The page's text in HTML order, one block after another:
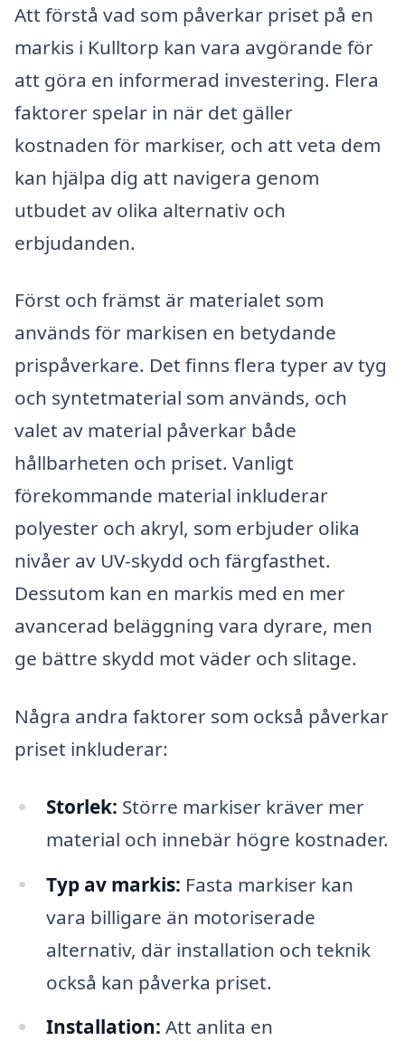
Att förstå vad som påverkar priset på en
markis i Kulltorp kan vara avgörande för
att göra en informerad investering. Flera
faktorer spelar in när det gäller
kostnaden för markiser, och att veta dem
kan hjälpa dig att navigera genom
utbudet av olika alternativ och
erbjudanden.
Först och främst är materialet som
används för markisen en betydande
prispåverkare. Det finns flera typer av tyg
och syntetmaterial som används, och
valet av material påverkar både
hållbarheten och priset. Vanligt
förekommande material inkluderar
polyester och akryl, som erbjuder olika
nivåer av UV-skydd och färgfasthet.
Dessutom kan en markis med en mer
avancerad beläggning vara dyrare, men
ge bättre skydd mot väder och slitage.
Några andra faktorer som också påverkar
priset inkluderar:
Storlek: Större markiser kräver mer
material och innebär högre kostnader.
Typ av markis: Fasta markiser kan
vara billigare än motoriserade
alternativ, där installation och teknik
också kan påverka priset.
Installation: Att anlita en